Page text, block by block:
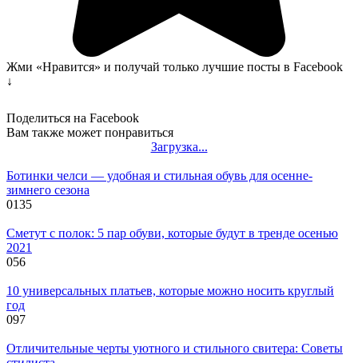
Жми «Нравится» и получай только лучшие посты в Facebook
↓
Поделиться на Facebook
Вам также может понравиться
Загрузка...
Ботинки челси — удобная и стильная обувь для осенне-
зимнего сезона
0135
Сметут с полок: 5 пар обуви, которые будут в тренде осенью
2021
056
10 универсальных платьев, которые можно носить круглый
год
097
Отличительные черты уютного и стильного свитера: Советы